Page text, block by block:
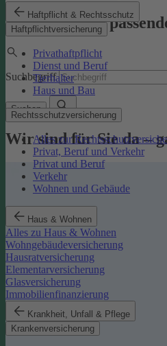
Haftpflicht & Rechtsschutz
Haftpflichtversicherung
Privathaftpflicht
Dienst und Beruf
Tierhalter
Haus und Bau
Rechtsschutzversicherung
Alles zur
Privat, Beruf und Verkehr
Privat und Beruf
Verkehr
Wohnen und Gebäude
Haus & Wohnen
Alles zu Haus & Wohnen
Wohngebäudeversicherung
Hausratversicherung
Elementarversicherung
Glasversicherung
Immobilienfinanzierung
Krankheit, Unfall & Pflege
Krankenversicherung
Finden Sie die
Suchbegriff
Suchen
Wir sind für Sie da –